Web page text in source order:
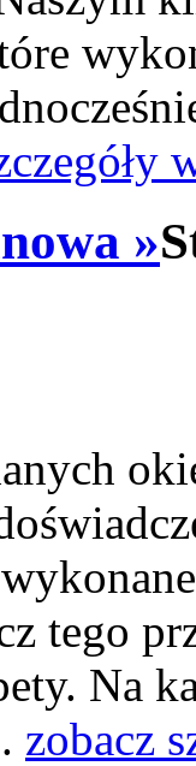
»
tego
Na
zobacz